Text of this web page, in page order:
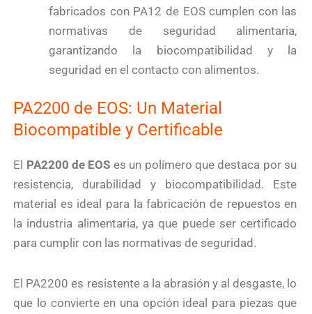
fabricados con PA12 de EOS cumplen con las
normativas de seguridad alimentaria,
garantizando la biocompatibilidad y la
seguridad en el contacto con alimentos.
PA2200 de EOS: Un Material
Biocompatible y Certificable
El PA2200 de EOS es un polímero que destaca por su
resistencia, durabilidad y biocompatibilidad. Este
material es ideal para la fabricación de repuestos en
la industria alimentaria, ya que puede ser certificado
para cumplir con las normativas de seguridad.
El PA2200 es resistente a la abrasión y al desgaste, lo
que lo convierte en una opción ideal para piezas que